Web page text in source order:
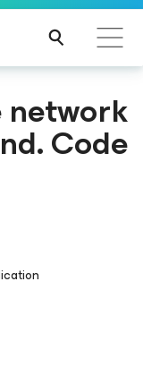
les clients
CrowdStrike
Code